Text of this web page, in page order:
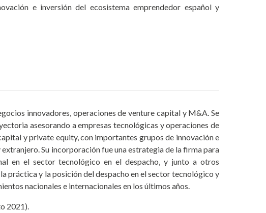
e inversión del ecosistema emprendedor español y
innovadores, operaciones de venture capital y M&A. Se
asesorando a empresas tecnológicas y operaciones de
y private equity, con importantes grupos de innovación e
Su incorporación fue una estrategia de la firma para
en el sector tecnológico en el despacho, y junto a otros
práctica y la posición del despacho en el sector tecnológico y
nacionales e internacionales en los últimos años.
2021).